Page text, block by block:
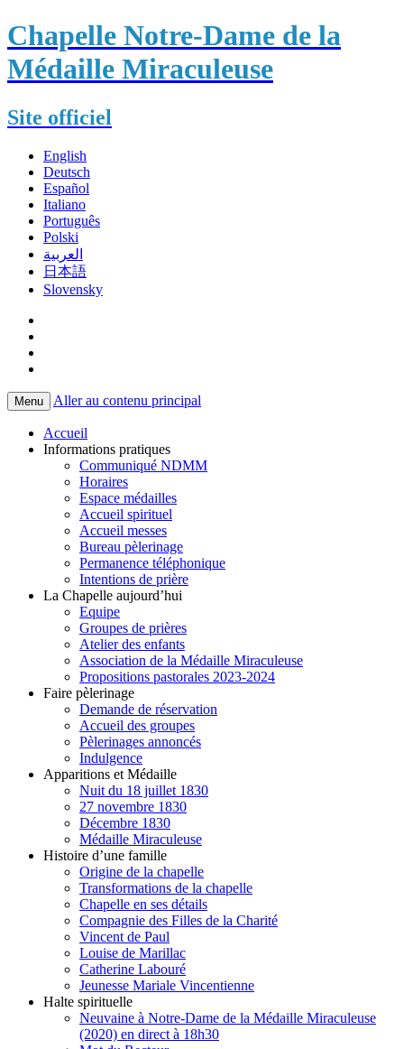
Chapelle Notre-Dame de la
Médaille Miraculeuse
Site officiel
English
Deutsch
Español
Italiano
Português
Polski
العربية
日本語
Slovensky
Menu Aller au contenu principal
Accueil
Informations pratiques
Communiqué NDMM
Horaires
Espace médailles
Accueil spirituel
Accueil messes
Bureau pèlerinage
Permanence téléphonique
Intentions de prière
La Chapelle aujourd’hui
Equipe
Groupes de prières
Atelier des enfants
Association de la Médaille Miraculeuse
Propositions pastorales 2023-2024
Faire pèlerinage
Demande de réservation
Accueil des groupes
Pèlerinages annoncés
Indulgence
Apparitions et Médaille
Nuit du 18 juillet 1830
27 novembre 1830
Décembre 1830
Médaille Miraculeuse
Histoire d’une famille
Origine de la chapelle
Transformations de la chapelle
Chapelle en ses détails
Compagnie des Filles de la Charité
Vincent de Paul
Louise de Marillac
Catherine Labouré
Jeunesse Mariale Vincentienne
Halte spirituelle
Neuvaine à Notre-Dame de la Médaille Miraculeuse
(2020) en direct à 18h30